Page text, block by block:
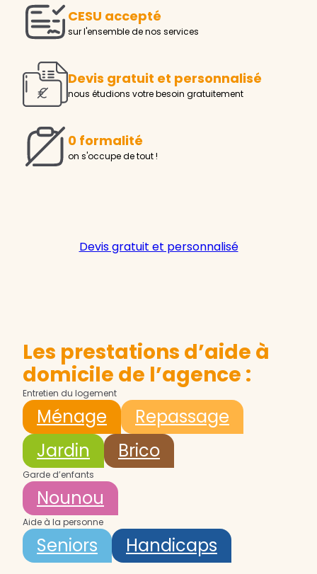
CESU accepté
sur l'ensemble de nos services
Devis gratuit et personnalisé
nous étudions votre besoin gratuitement
0 formalité
on s'occupe de tout !
Devis gratuit et personnalisé
Les prestations d’aide à
domicile de l’agence :
Entretien du logement
Ménage
Repassage
Jardin
Brico
Garde d’enfants
Nounou
Aide à la personne
Seniors Handicaps